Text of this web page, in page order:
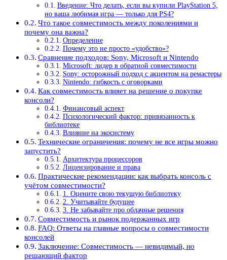
Введение: Что делать, если вы купили PlayStation 5,
но ваша любимая игра — только для PS4?
Что такое совместимость между поколениями и
почему она важна?
Определение
Почему это не просто «удобство»?
Сравнение подходов: Sony, Microsoft и Nintendo
Microsoft: лидер в обратной совместимости
Sony: осторожный подход с акцентом на ремастеры
Nintendo: гибкость с оговорками
Как совместимость влияет на решение о покупке
консоли?
Финансовый аспект
Психологический фактор: привязанность к
библиотеке
Влияние на экосистему
Технические ограничения: почему не все игры можно
запустить?
Архитектура процессоров
Лицензирование и права
Практические рекомендации: как выбрать консоль с
учётом совместимости?
1. Оцените свою текущую библиотеку
2. Учитывайте будущее
3. Не забывайте про облачные решения
Совместимость и рынок подержанных игр
FAQ: Ответы на главные вопросы о совместимости
консолей
Заключение: Совместимость — невидимый, но
решающий фактор